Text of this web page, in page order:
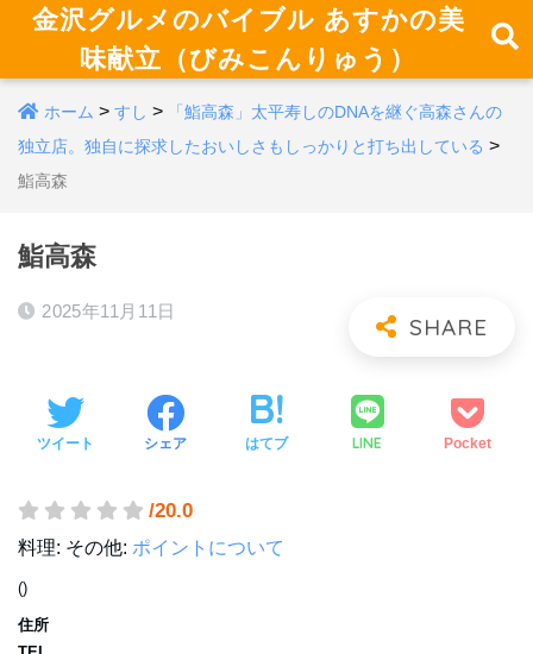
金沢グルメのバイブル あすかの美
味献立（びみこんりゅう）
ホーム > すし >
「鮨高森」太平寿しのDNAを継ぐ高森さんの
独立店。独自に探求したおいしさもしっかりと打ち出している >
鮨高森
鮨高森
2025年11月11日
ツイート シェア はてブ LINE Pocket
/20.0
料理: その他: ポイントについて
()
住所